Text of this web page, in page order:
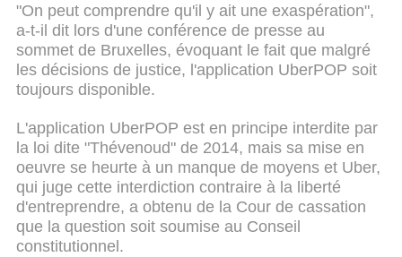
"On peut comprendre qu'il y ait une exaspération",
a-t-il dit lors d'une conférence de presse au
sommet de Bruxelles, évoquant le fait que malgré
les décisions de justice, l'application UberPOP soit
toujours disponible.
L'application UberPOP est en principe interdite par
la loi dite "Thévenoud" de 2014, mais sa mise en
oeuvre se heurte à un manque de moyens et Uber,
qui juge cette interdiction contraire à la liberté
d'entreprendre, a obtenu de la Cour de cassation
que la question soit soumise au Conseil
constitutionnel.